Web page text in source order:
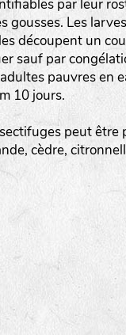
E:
L:
A:
BEL : Code
20 : Année
BPA :
semence.
1 : Numéro
A : Sans calibre.
: Gros
:
P : Petit
par leur
gousses. Les
découpent un
sauf par
pauvres en
10 jours.
peut
cèdre,